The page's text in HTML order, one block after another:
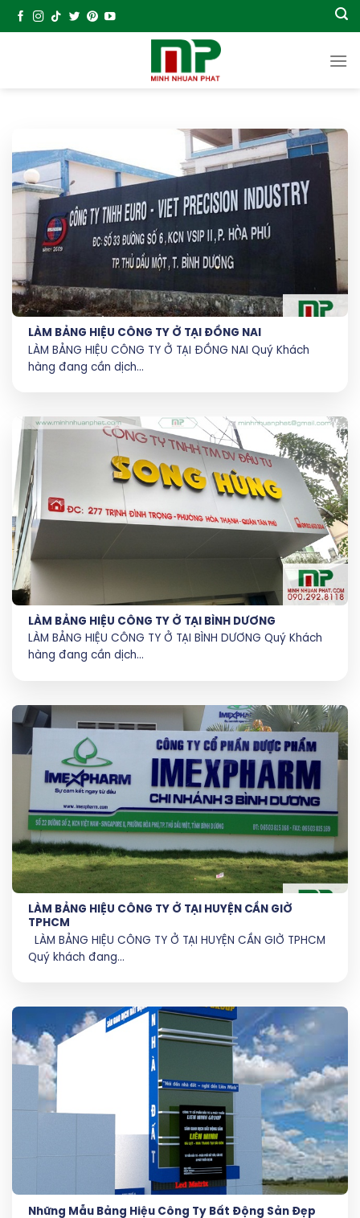
Chuyển
đến
LÀM BẢNG HIỆU CÔNG TY Ở TẠI ĐỒNG NAI
LÀM BẢNG HIỆU CÔNG TY Ở TẠI ĐỒNG NAI Quý Khách
hàng đang cần dịch...
LÀM BẢNG HIỆU CÔNG TY Ở TẠI BÌNH DƯƠNG
LÀM BẢNG HIỆU CÔNG TY Ở TẠI BÌNH DƯƠNG Quý Khách
hàng đang cần dịch...
LÀM BẢNG HIỆU CÔNG TY Ở TẠI HUYỆN CẦN GIỜ
TPHCM
LÀM BẢNG HIỆU CÔNG TY Ở TẠI HUYỆN CẦN GIỜ TPHCM
Quý khách đang...
Những Mẫu Bảng Hiệu Công Ty Bất Động Sản Đẹp